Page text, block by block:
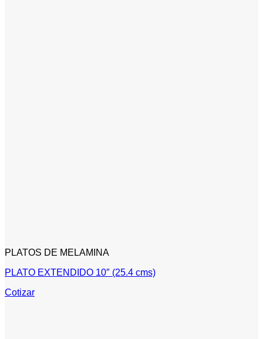
PLATOS DE MELAMINA
PLATO EXTENDIDO 10″ (25.4 cms)
Cotizar